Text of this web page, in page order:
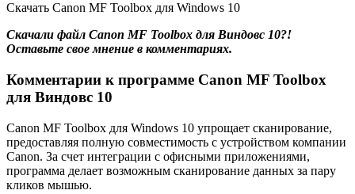
Скачать Canon MF Toolbox для Windows 10
Скачали файл Canon MF Toolbox для Виндовс 10?!
Оставьте свое мнение в комментариях.
Комментарии к программе Canon MF Toolbox
для Виндовс 10
Canon MF Toolbox для Windows 10 упрощает сканирование,
предоставляя полную совместимость с устройством компании
Canon. За счет интеграции с офисными приложениями,
программа делает возможным сканирование данных за пару
кликов мышью.